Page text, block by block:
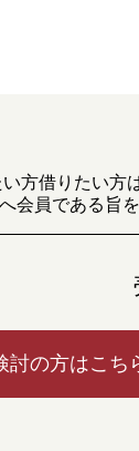
方借りたい方
会員である旨
討の方はこち